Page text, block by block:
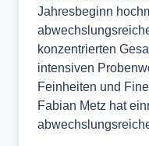
Jahresbeginn
konzentrierten
intensiven
Feinheiten und
Fabian Metz hat